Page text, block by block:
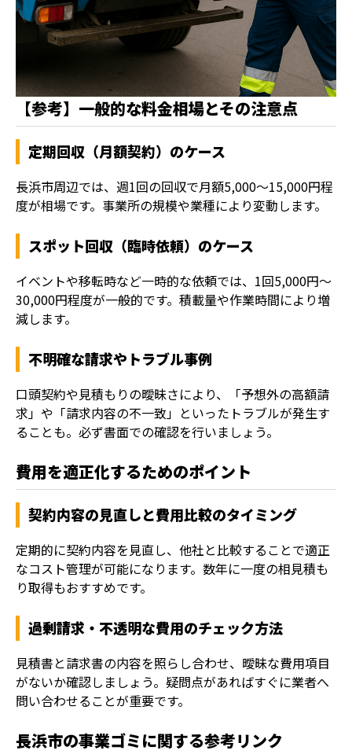
【参考】一般的な料金相場とその注意点
定期回収（月額契約）のケース
長浜市周辺では、週1回の回収で月額5,000〜15,000円程
度が相場です。事業所の規模や業種により変動します。
スポット回収（臨時依頼）のケース
イベントや移転時など一時的な依頼では、1回5,000円〜
30,000円程度が一般的です。積載量や作業時間により増
減します。
不明確な請求やトラブル事例
口頭契約や見積もりの曖昧さにより、「予想外の高額請
求」や「請求内容の不一致」といったトラブルが発生す
ることも。必ず書面での確認を行いましょう。
費用を適正化するためのポイント
契約内容の見直しと費用比較のタイミング
定期的に契約内容を見直し、他社と比較することで適正
なコスト管理が可能になります。数年に一度の相見積も
り取得もおすすめです。
過剰請求・不透明な費用のチェック方法
見積書と請求書の内容を照らし合わせ、曖昧な費用項目
がないか確認しましょう。疑問点があればすぐに業者へ
問い合わせることが重要です。
長浜市の事業ゴミに関する参考リンク